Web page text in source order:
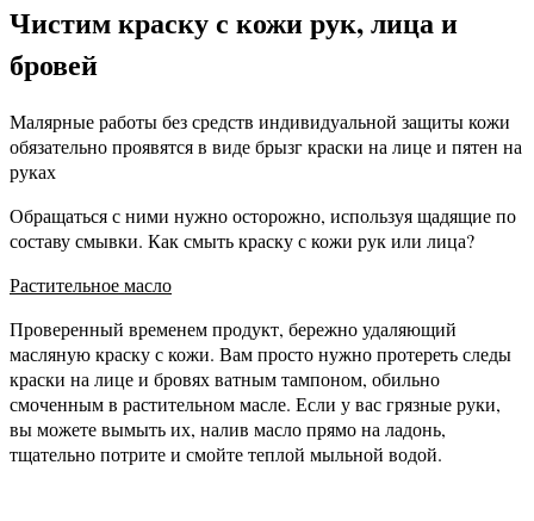
Чистим краску с кожи рук, лица и
бровей
Малярные работы без средств индивидуальной защиты кожи
обязательно проявятся в виде брызг краски на лице и пятен на
руках
Обращаться с ними нужно осторожно, используя щадящие по
составу смывки. Как смыть краску с кожи рук или лица?
Растительное масло
Проверенный временем продукт, бережно удаляющий
масляную краску с кожи. Вам просто нужно протереть следы
краски на лице и бровях ватным тампоном, обильно
смоченным в растительном масле. Если у вас грязные руки,
вы можете вымыть их, налив масло прямо на ладонь,
тщательно потрите и смойте теплой мыльной водой.